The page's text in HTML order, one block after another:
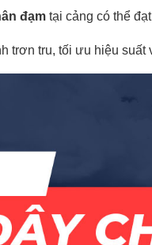
đạm tại cảng có thể
trơn tru, tối ưu hiệu